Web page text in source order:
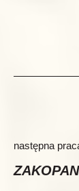
następna